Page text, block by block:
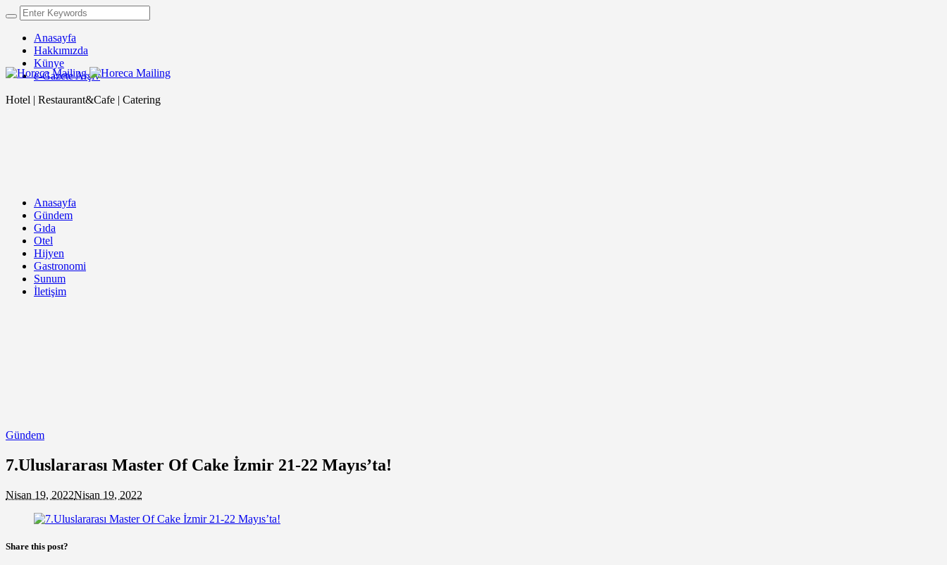
Anasayfa
Hakkımızda
Künye
e-Gazete Arşiv
Hotel | Restaurant&Cafe | Catering
Anasayfa
Gündem
Gıda
Otel
Hijyen
Gastronomi
Sunum
İletişim
Gündem
7.Uluslararası Master Of Cake İzmir 21-22 Mayıs’ta!
Nisan 19, 2022Nisan 19, 2022
Share this post?